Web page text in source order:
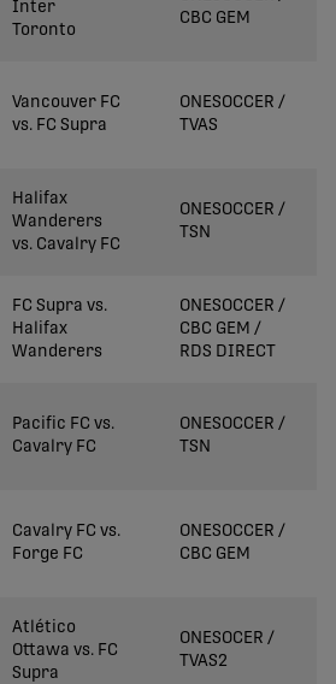
Inter
Toronto
CBC GEM
Vancouver FC
vs. FC Supra
ONESOCCER /
TVAS
Halifax
Wanderers
vs. Cavalry FC
ONESOCCER /
TSN
FC Supra vs.
Halifax
Wanderers
ONESOCCER /
CBC GEM /
RDS DIRECT
Pacific FC vs.
Cavalry FC
ONESOCCER /
TSN
Cavalry FC vs.
Forge FC
ONESOCCER /
CBC GEM
Atlético
Ottawa vs. FC
Supra
ONESOCER /
TVAS2